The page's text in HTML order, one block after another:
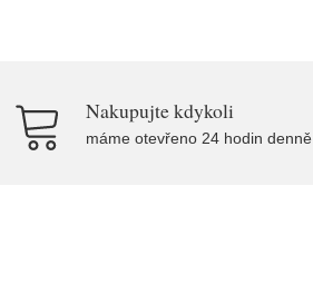
Nakupujte kdykoli
máme otevřeno 24 hodin denně